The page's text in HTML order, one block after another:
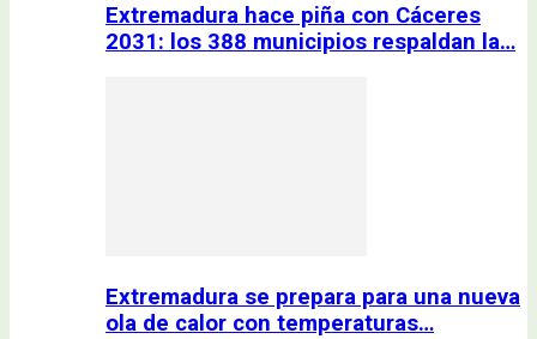
Extremadura hace piña con Cáceres
2031: los 388 municipios respaldan la…
Extremadura se prepara para una nueva
ola de calor con temperaturas…